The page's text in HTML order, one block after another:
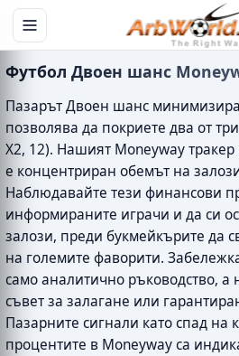
Футбол Двоен шанс
Пазарът Двоен шанс минимизира
позволява да покриете два от
X2, 12). Нашият Moneyway
е концентриран обемът на
Наблюдавайте тези финансови
информираните играчи и да си
залози, преди букмейкърите да
на големите фаворити.
само аналитично ръководство, а
съвет за залагане или
Пазарните сигнали като спад на
процентите в Moneyway са